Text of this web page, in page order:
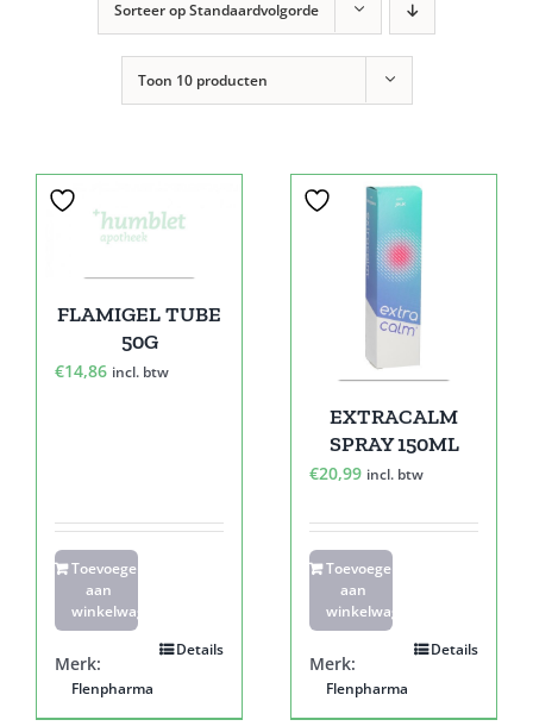
Sorteer opStandaardvolgorde
Toon 10 producten
FLAMIGEL TUBE
50G
€14,86 incl. btw
Toevoegen
aan
winkelwagen
Details
Merk:
Flenpharma
EXTRACALM
SPRAY 150ML
€20,99 incl. btw
Toevoegen
aan
winkelwagen
Details
Merk:
Flenpharma